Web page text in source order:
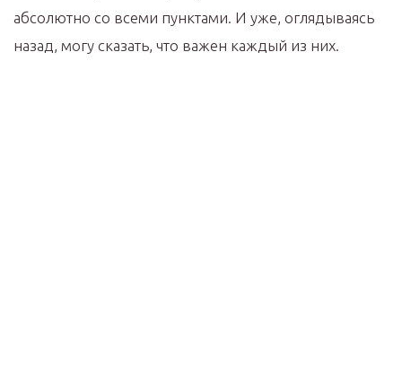
абсолютно со всеми пунктами. И уже, оглядываясь
назад, могу сказать, что важен каждый из них.